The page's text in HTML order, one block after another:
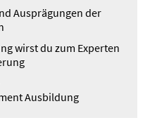
Ausprägungen der
wirst du zum Experten
Ausbildung